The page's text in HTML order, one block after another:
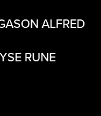
ALFRED
RUNE